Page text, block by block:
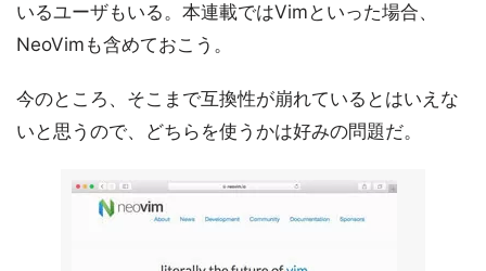
いるユーザもいる。本連載ではVimといった場合、
NeoVimも含めておこう。
今のところ、そこまで互換性が崩れているとはいえな
いと思うので、どちらを使うかは好みの問題だ。